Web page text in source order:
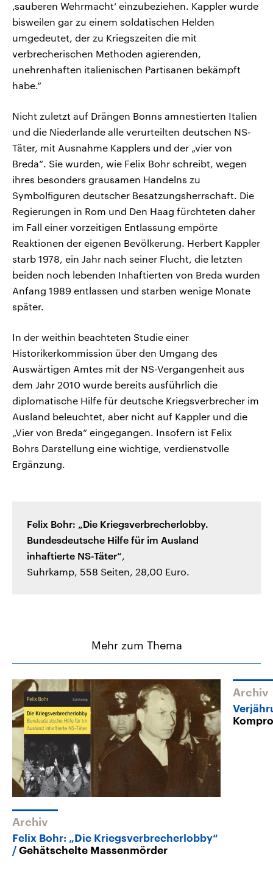
‚sauberen Wehrmacht‘ einzubeziehen. Kappler wurde
bisweilen gar zu einem soldatischen Helden
umgedeutet, der zu Kriegszeiten die mit
verbrecherischen Methoden agierenden,
unehrenhaften italienischen Partisanen bekämpft
habe.“
Nicht zuletzt auf Drängen Bonns amnestierten Italien
und die Niederlande alle verurteilten deutschen NS-
Täter, mit Ausnahme Kapplers und der „vier von
Breda“. Sie wurden, wie Felix Bohr schreibt, wegen
ihres besonders grausamen Handelns zu
Symbolfiguren deutscher Besatzungsherrschaft. Die
Regierungen in Rom und Den Haag fürchteten daher
im Fall einer vorzeitigen Entlassung empörte
Reaktionen der eigenen Bevölkerung. Herbert Kappler
starb 1978, ein Jahr nach seiner Flucht, die letzten
beiden noch lebenden Inhaftierten von Breda wurden
Anfang 1989 entlassen und starben wenige Monate
später.
In der weithin beachteten Studie einer
Historikerkommission über den Umgang des
Auswärtigen Amtes mit der NS-Vergangenheit aus
dem Jahr 2010 wurde bereits ausführlich die
diplomatische Hilfe für deutsche Kriegsverbrecher im
Ausland beleuchtet, aber nicht auf Kappler und die
„Vier von Breda“ eingegangen. Insofern ist Felix
Bohrs Darstellung eine wichtige, verdienstvolle
Ergänzung.
Felix Bohr: „Die Kriegsverbrecherlobby.
Bundesdeutsche Hilfe für im Ausland
inhaftierte NS-Täter“,
Suhrkamp, 558 Seiten, 28,00 Euro.
Mehr zum Thema
Archiv
Felix Bohr: „Die Kriegsverbrecherlobby“
Gehätschelte Massenmörder
Archiv